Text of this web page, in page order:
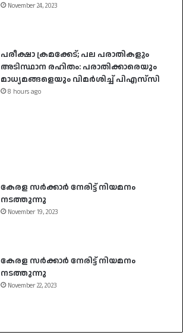
November 24, 2023
പരീക്ഷാ ക്രമക്കേട്; പല പരാതികളും
അടിസ്ഥാന രഹിതം: പരാതിക്കാരെയും
മാധ്യമങ്ങളെയും വിമര്‍ശിച്ച് പിഎസ്‌സി
8 hours ago
കേരള സർക്കാർ നേരിട്ട് നിയമനം
നടത്തുന്നു
November 19, 2023
കേരള സർക്കാർ നേരിട്ട് നിയമനം
നടത്തുന്നു
November 22, 2023